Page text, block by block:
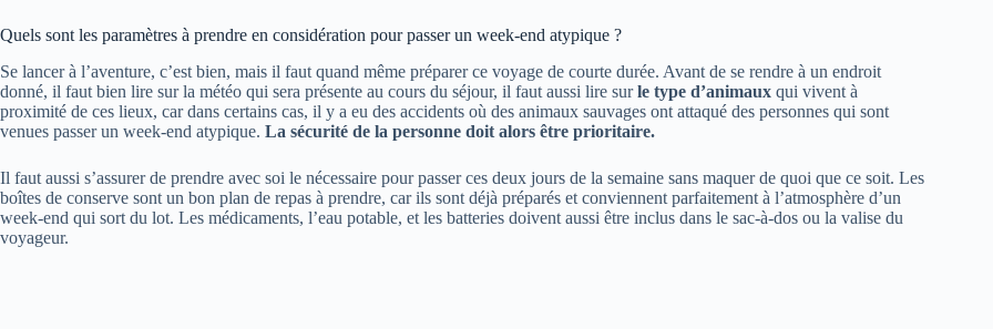
Quels sont les paramètres à prendre en considération pour passer un week-end atypique ?
Se lancer à l’aventure, c’est bien, mais il faut quand même préparer ce voyage de courte durée. Avant de se rendre à un endroit
donné, il faut bien lire sur la météo qui sera présente au cours du séjour, il faut aussi lire surle type d’animaux qui vivent à
proximité de ces lieux, car dans certains cas, il y a eu des accidents où des animaux sauvages ont attaqué des personnes qui sont
venues passer un week-end atypique. La sécurité de la personne doit alors être prioritaire.
Il faut aussi s’assurer de prendre avec soi le nécessaire pour passer ces deux jours de la semaine sans maquer de quoi que ce soit. Les
boîtes de conserve sont un bon plan de repas à prendre, car ils sont déjà préparés et conviennent parfaitement à l’atmosphère d’un
week-end qui sort du lot. Les médicaments, l’eau potable, et les batteries doivent aussi être inclus dans le sac-à-dos ou la valise du
voyageur.